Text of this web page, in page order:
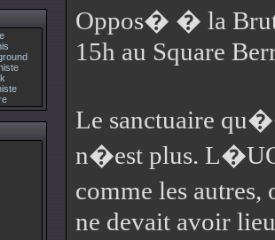
Oppos� � la
15h au Square
Le sanctuaire
n�est plus.
comme les
ne devait avoir